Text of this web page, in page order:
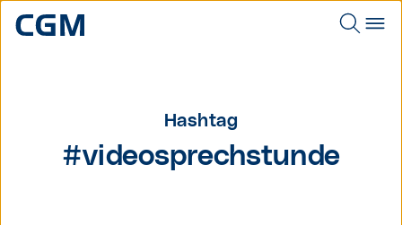
Hashtag
#videosprechstunde